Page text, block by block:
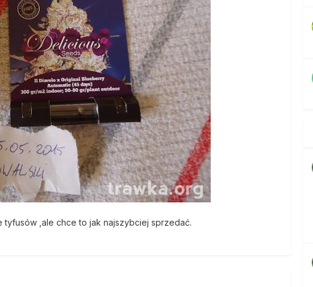
tyfusów ,ale chce to jak najszybciej sprzedać.